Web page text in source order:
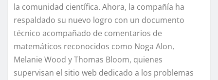
la comunidad científica. Ahora, la compañía ha
respaldado su nuevo logro con un documento
técnico acompañado de comentarios de
matemáticos reconocidos como Noga Alon,
Melanie Wood y Thomas Bloom, quienes
supervisan el sitio web dedicado a los problemas